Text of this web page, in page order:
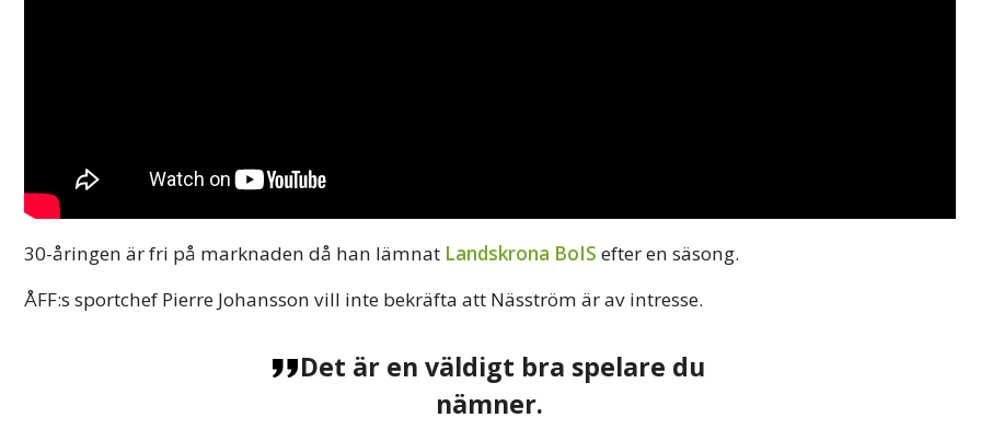
30-åringen är fri på marknaden då han lämnat Landskrona BoIS efter en säsong.
ÅFF:s sportchef Pierre Johansson vill inte bekräfta att Näsström är av intresse.
Det är en väldigt bra spelare du
nämner.